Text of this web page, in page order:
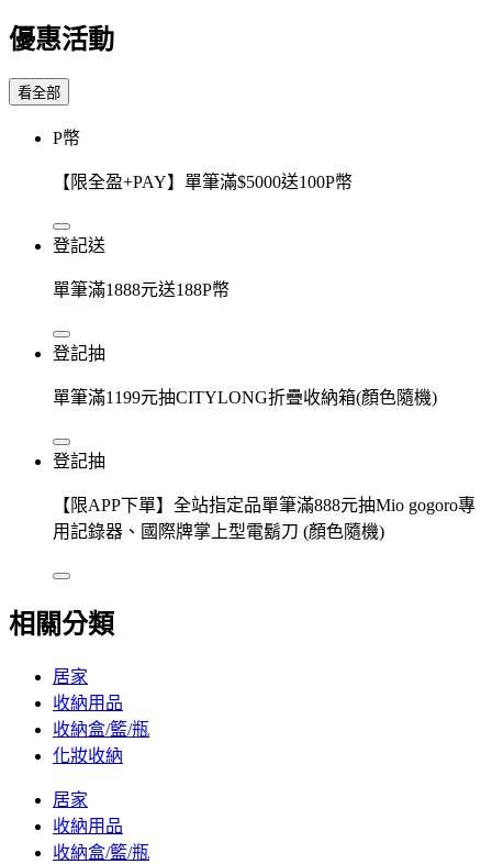
優惠活動
看全部
P幣
【限全盈+PAY】單筆滿$5000送100P幣
登記送
單筆滿1888元送188P幣
登記抽
單筆滿1199元抽CITYLONG折疊收納箱(顏色隨機)
登記抽
【限APP下單】全站指定品單筆滿888元抽Mio gogoro專
用記錄器、國際牌掌上型電鬍刀 (顏色隨機)
相關分類
居家
收納用品
收納盒/籃/瓶
化妝收納
居家
收納用品
收納盒/籃/瓶